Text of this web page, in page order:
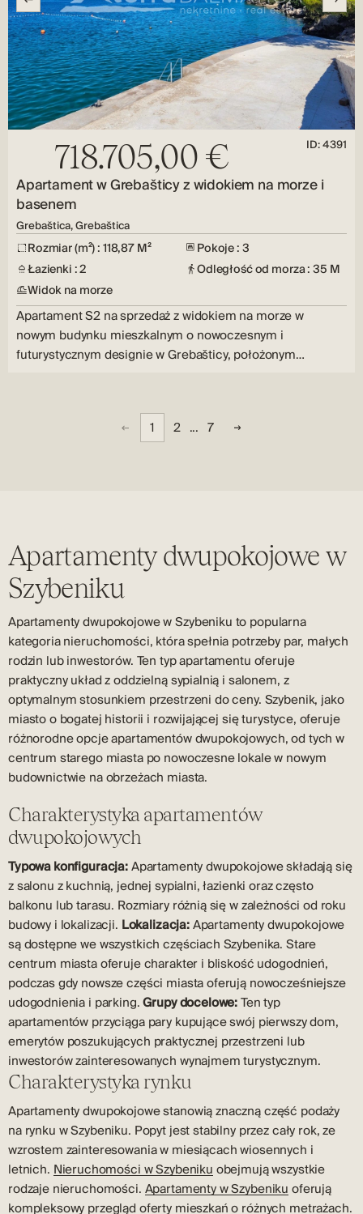
718.705,00 € ID: 4391
Apartament w Grebašticy z widokiem na morze i
basenem
Grebaštica, Grebaštica
Rozmiar (m²) : 118,87 M²
Pokoje : 3
Łazienki : 2
Odległość od morza : 35 M
Widok na morze
Apartament S2 na sprzedaż z widokiem na morze w
nowym budynku mieszkalnym o nowoczesnym i
futurystycznym designie w Grebašticy, położonym…
1 2 ... 7
Apartamenty dwupokojowe w
Szybeniku
Apartamenty dwupokojowe w Szybeniku to popularna
kategoria nieruchomości, która spełnia potrzeby par, małych
rodzin lub inwestorów. Ten typ apartamentu oferuje
praktyczny układ z oddzielną sypialnią i salonem, z
optymalnym stosunkiem przestrzeni do ceny. Szybenik, jako
miasto o bogatej historii i rozwijającej się turystyce, oferuje
różnorodne opcje apartamentów dwupokojowych, od tych w
centrum starego miasta po nowoczesne lokale w nowym
budownictwie na obrzeżach miasta.
Charakterystyka apartamentów
dwupokojowych
Typowa konfiguracja:Apartamenty dwupokojowe składają się
z salonu z kuchnią, jednej sypialni, łazienki oraz często
balkonu lub tarasu. Rozmiary różnią się w zależności od roku
budowy i lokalizacji. Lokalizacja:Apartamenty dwupokojowe
są dostępne we wszystkich częściach Szybenika. Stare
centrum miasta oferuje charakter i bliskość udogodnień,
podczas gdy nowsze części miasta oferują nowocześniejsze
udogodnienia i parking.Grupy docelowe:Ten typ
apartamentów przyciąga pary kupujące swój pierwszy dom,
emerytów poszukujących praktycznej przestrzeni lub
inwestorów zainteresowanych wynajmem turystycznym.
Charakterystyka rynku
Apartamenty dwupokojowe stanowią znaczną część podaży
na rynku w Szybeniku. Popyt jest stabilny przez cały rok, ze
wzrostem zainteresowania w miesiącach wiosennych i
letnich. Nieruchomości w Szybeniku obejmują wszystkie
rodzaje nieruchomości. Apartamenty w Szybeniku oferują
kompleksowy przegląd oferty mieszkań o różnych metrażach.